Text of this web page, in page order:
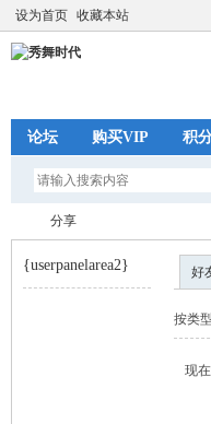
设为首页 收藏本站
论坛 购买VIP 积
分享
{userpanelarea2} 好
按类
现